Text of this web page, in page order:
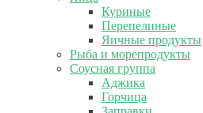
Куриные
Перепелиные
Яичные продукты
Рыба и морепродукты
Соусная группа
Аджика
Горчица